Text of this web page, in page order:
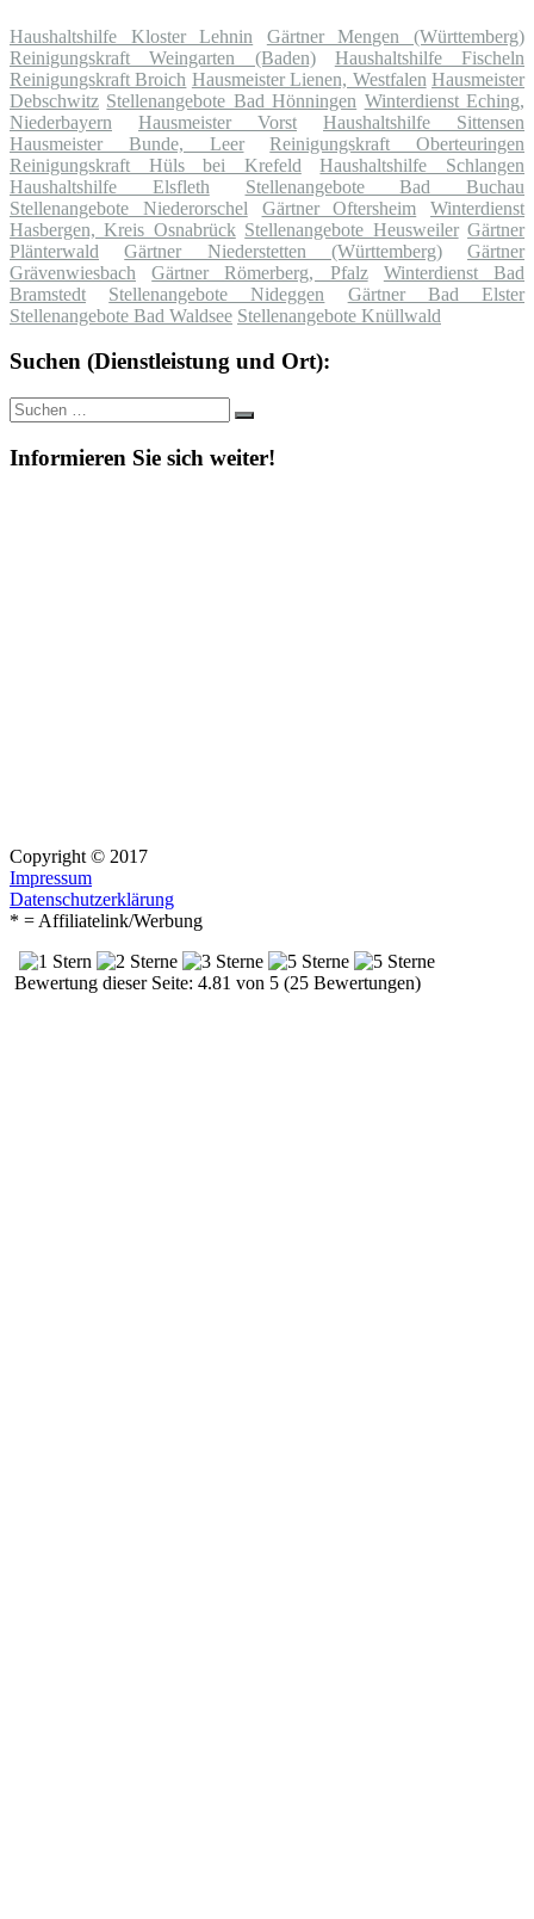
Haushaltshilfe Kloster Lehnin
Gärtner Mengen (Württemberg)
Reinigungskraft Weingarten (Baden)
Haushaltshilfe Fischeln
Reinigungskraft Broich Hausmeister Lienen, Westfalen Hausmeister
Debschwitz Stellenangebote Bad Hönningen Winterdienst Eching,
Niederbayern
Hausmeister Vorst
Haushaltshilfe Sittensen
Hausmeister Bunde, Leer
Reinigungskraft Oberteuringen
Reinigungskraft Hüls bei Krefeld
Haushaltshilfe Schlangen
Haushaltshilfe Elsfleth
Stellenangebote Bad Buchau
Stellenangebote Niederorschel
Gärtner Oftersheim
Winterdienst
Hasbergen, Kreis Osnabrück Stellenangebote Heusweiler Gärtner
Plänterwald
Gärtner Niederstetten (Württemberg)
Gärtner
Grävenwiesbach
Gärtner Römerberg, Pfalz
Winterdienst Bad
Bramstedt
Stellenangebote Nideggen
Gärtner Bad Elster
Stellenangebote Bad Waldsee Stellenangebote Knüllwald
Suchen (Dienstleistung und Ort):
Suche
nach:
Suchen
Informieren Sie sich weiter!
Copyright © 2017
Impressum
Datenschutzerklärung
* = Affiliatelink/Werbung
Bewertung dieser Seite: 4.81 von 5 (25 Bewertungen)